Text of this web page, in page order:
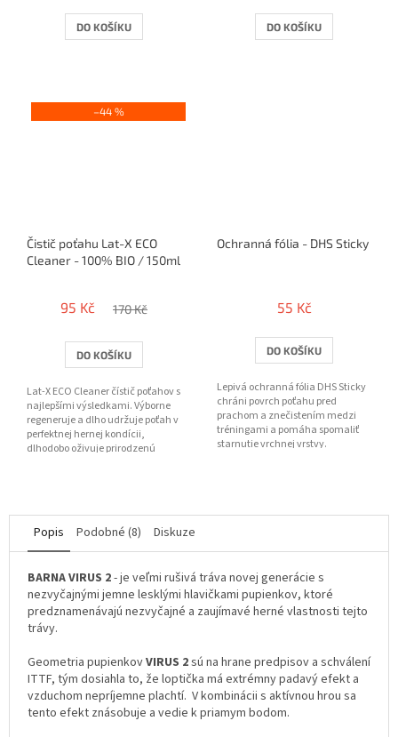
DO KOŠÍKU DO KOŠÍKU
–44 %
Čistič poťahu Lat-X ECO
Cleaner - 100% BIO / 150ml
95 Kč 170 Kč
DO KOŠÍKU
Lat-X ECO Cleaner čístič poťahov s
najlepšími výsledkami. Výborne
regeneruje a dlho udržuje poťah v
perfektnej hernej kondícii,
dlhodobo oživuje prirodzenú
Ochranná fólia - DHS Sticky
55 Kč
DO KOŠÍKU
Lepivá ochranná fólia DHS Sticky
chráni povrch poťahu pred
prachom a znečistením medzi
tréningami a pomáha spomaliť
starnutie vrchnej vrstvy.
Popis Podobné (8) Diskuze
BARNA VIRUS 2- je veľmi rušivá tráva novej generácie s
nezvyčajnými jemne lesklými hlavičkami pupienkov, ktoré
predznamenávajú nezvyčajné a zaujímavé herné vlastnosti tejto
trávy.
Geometria pupienkovVIRUS 2sú na hrane predpisov a schválení
ITTF, tým dosiahla to, že loptička má extrémny padavý efekt a
vzduchom nepríjemne plachtí. V kombinácii s aktívnou hrou sa
tento efekt znásobuje a vedie k priamym bodom.